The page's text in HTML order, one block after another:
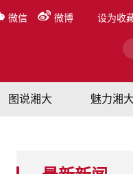
微信 微博 设为收
图说湘大 魅力湘大